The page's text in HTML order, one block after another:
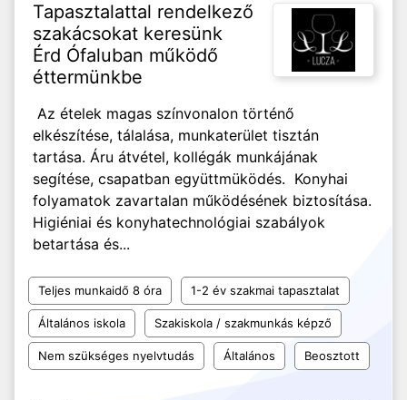
Tapasztalattal rendelkező
szakácsokat keresünk
Érd Ófaluban működő
éttermünkbe
Az ételek magas színvonalon történő
elkészítése, tálalása, munkaterület tisztán
tartása. Áru átvétel, kollégák munkájának
segítése, csapatban együttmüködés. Konyhai
folyamatok zavartalan működésének biztosítása.
Higiéniai és konyhatechnológiai szabályok
betartása és...
Teljes munkaidő 8 óra 1-2 év szakmai tapasztalat
Általános iskola Szakiskola / szakmunkás képző
Nem szükséges nyelvtudás Általános Beosztott